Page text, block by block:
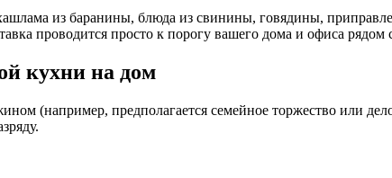
из баранины, блюда из свинины, говядины,
проводится просто к порогу вашего дома и офиса рядом
кухни на дом
(например, предполагается семейное торжество или